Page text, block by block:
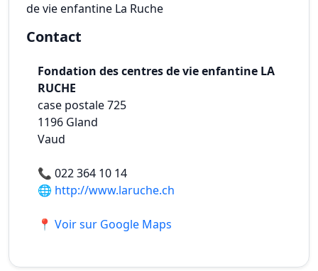
de vie enfantine La Ruche
Contact
Fondation des centres de vie enfantine LA
RUCHE
case postale 725
1196 Gland
Vaud
📞 022 364 10 14
🌐 http://www.laruche.ch
📍 Voir sur Google Maps